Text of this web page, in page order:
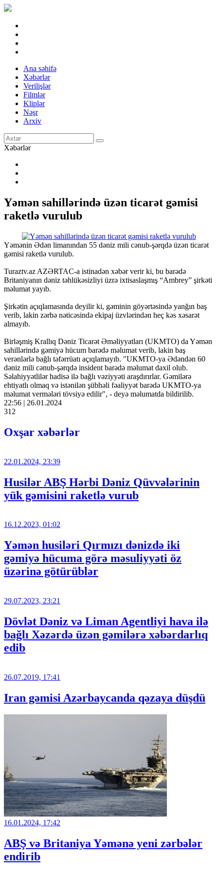
Ana səhifə
Xəbərlər
Verilişlər
Filmlər
Kliplər
Nəşr
Arxiv
Xəbərlər
Yəmən sahillərində üzən ticarət gəmisi
raketlə vurulub
Yəmənin Ədən limanından 55 dəniz mili cənub-şərqdə üzən ticarət
gəmisi raketlə vurulub.
Turaztv.az AZƏRTAC-a istinadən xəbər verir ki, bu barədə
Britaniyanın dəniz təhlükəsizliyi üzrə ixtisaslaşmış “Ambrey” şirkəti
məlumat yayıb.
Şirkətin açıqlamasında deyilir ki, gəminin göyərtəsində yanğın baş
verib, lakin zərbə nəticəsində ekipaj üzvlərindən heç kəs xəsarət
almayıb.
Birləşmiş Krallıq Dəniz Ticarət Əməliyyatları (UKMTO) da Yəmən
sahillərində gəmiyə hücum barədə məlumat verib, lakin baş
verənlərlə bağlı təfərrüatı açıqlamayıb. "UKMTO-ya Ədəndən 60
dəniz mili cənub-şərqdə insident barədə məlumat daxil olub.
Səlahiyyətlilər hadisə ilə bağlı vəziyyəti araşdırırlar. Gəmilərə
ehtiyatlı olmaq və istənilən şübhəli fəaliyyət barədə UKMTO-ya
məlumat vermələri tövsiyə edilir", - deyə məlumatda bildirilib.
22:56 | 26.01.2024
312
Oxşar xəbərlər
22.01.2024, 23:39
Husilər ABŞ Hərbi Dəniz Qüvvələrinin
yük gəmisini raketlə vurub
16.12.2023, 01:02
Yəmən husiləri Qırmızı dənizdə iki
gəmiyə hücuma görə məsuliyyəti öz
üzərinə götürüblər
29.07.2023, 23:21
Dövlət Dəniz və Liman Agentliyi hava ilə
bağlı Xəzərdə üzən gəmilərə xəbərdarlıq
edib
26.07.2019, 17:41
Iran gəmisi Azərbaycanda qəzaya düşdü
16.01.2024, 17:42
ABŞ və Britaniya Yəmənə yeni zərbələr
endirib